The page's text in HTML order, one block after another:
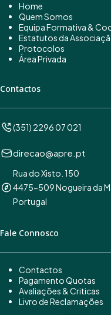
Home
Quem Somos
Equipa Formativa &
Estatutos da
Protocolos
Área Privada
Contactos
(351) 2296 07 021
direcao@apre.pt
Rua do Xisto. 150
4475-509 Nogueira da
Portugal
Fale Connosco
Contactos
Pagamento Quotas
Avaliações & Criticas
Livro de Reclamações